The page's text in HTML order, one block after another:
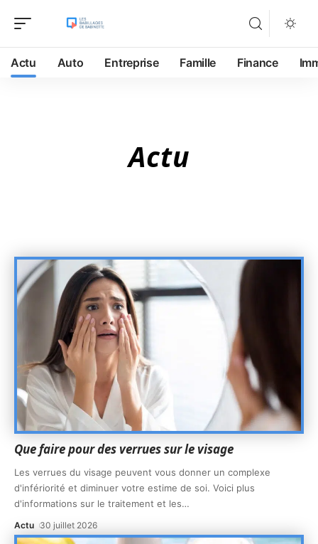
Actu Auto Entreprise Famille Finance
Actu
Que faire pour des verrues sur le visage
Les verrues du visage peuvent vous donner un complexe
d'infériorité et diminuer votre estime de soi. Voici plus
d'informations sur le traitement et les…
Actu 30 juillet 2026